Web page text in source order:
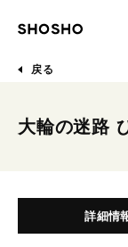
戻る
大輪の迷路
詳細情